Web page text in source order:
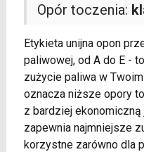
Opór toczenia:
Etykieta unijna opon
paliwowej, od A do E -
zużycie paliwa w
oznacza niższe opory
z bardziej
zapewnia najmniejsze
korzystne zarówno dla